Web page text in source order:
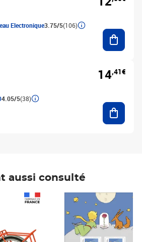
Electronique3.75/5(106)
4.05/5(38)
14,41€
aussi consulté
Prix 7,50€